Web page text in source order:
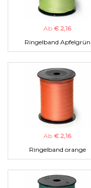
Ab € 2,16
Ringelband Apfelgrün
Ab € 2,16
Ringelband orange